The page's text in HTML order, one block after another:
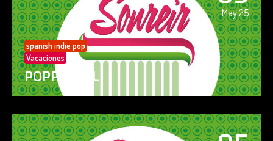
May 25
spanish indie pop
Vacaciones
POPPY GIRL